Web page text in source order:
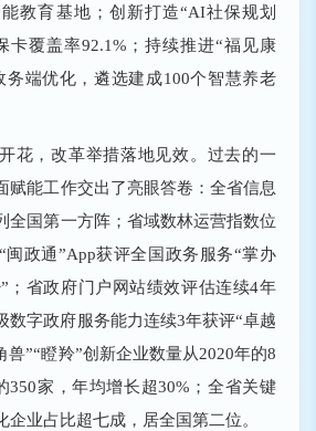
教育基地；创新打造“AI社保规划
卡覆盖率92.1%；持续推进“福见康
务端优化，遴选建成100个智慧养老
花，改革举措落地见效。过去的一
赋能工作交出了亮眼答卷：全省信息
全国第一方阵；省域数林运营指数位
闽政通”App获评全国政务服务“掌办
；省政府门户网站绩效评估连续4年
数字政府服务能力连续3年获评“卓越
兽”“瞪羚”创新企业数量从2020年的8
350家，年均增长超30%；全省关键
企业占比超七成，居全国第二位。